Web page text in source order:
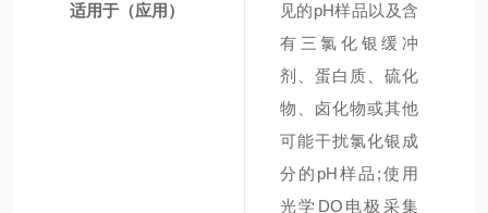
适用于（应用）
见的pH样品以及含
有三氯化银缓冲
剂、蛋白质、硫化
物、卤化物或其他
可能干扰氯化银成
分的pH样品;使用
光学DO电极采集